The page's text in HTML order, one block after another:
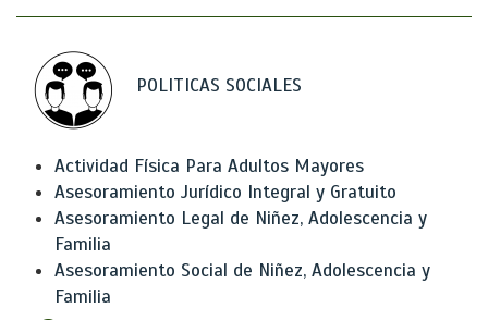
POLITICAS SOCIALES
Actividad Física Para Adultos Mayores
Asesoramiento Jurídico Integral y Gratuito
Asesoramiento Legal de Niñez, Adolescencia y
Familia
Asesoramiento Social de Niñez, Adolescencia y
Familia